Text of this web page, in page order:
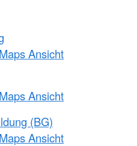
Ansicht
Ansicht
(BG)
Ansicht